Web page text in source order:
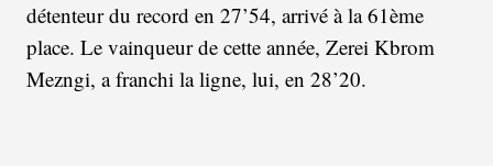
détenteur du record en 27’54, arrivé à la 61ème
place. Le vainqueur de cette année, Zerei Kbrom
Mezngi, a franchi la ligne, lui, en 28’20.